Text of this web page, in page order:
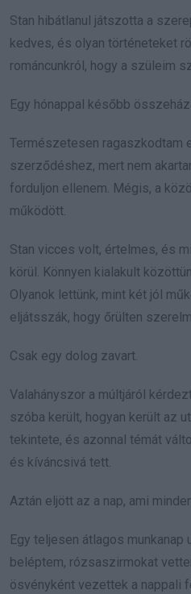
Stan hibátlanul játszotta a
kedves, és olyan történeteket
románcunkról, hogy a szüleim
Egy hónappal később
Természetesen ragaszkodtam
szerződéshez, mert nem
forduljon ellenem. Mégis, a
működött.
Stan vicces volt, értelmes, és
körül. Könnyen kialakult
Olyanok lettünk, mint két jól
eljátsszák, hogy őrülten
Csak egy dolog zavart.
Valahányszor a múltjáról
szóba került, hogyan került az
tekintete, és azonnal témát
és kíváncsivá tett.
Aztán eljött az a nap, ami
Egy teljesen átlagos munkanap
beléptem, rózsaszirmokat
ösvényként vezettek a nappali